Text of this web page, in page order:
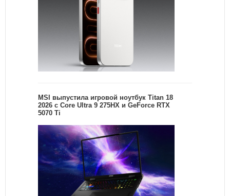
MSI выпустила игровой ноутбук Titan 18
2026 с Core Ultra 9 275HX и GeForce RTX
5070 Ti